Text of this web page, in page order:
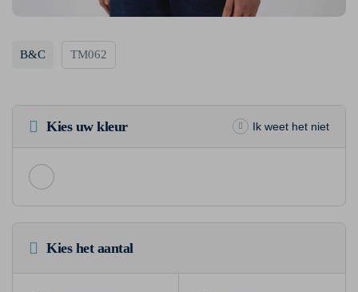
B&C TM062
Kies uw kleur Ik weet het niet
Kies het aantal